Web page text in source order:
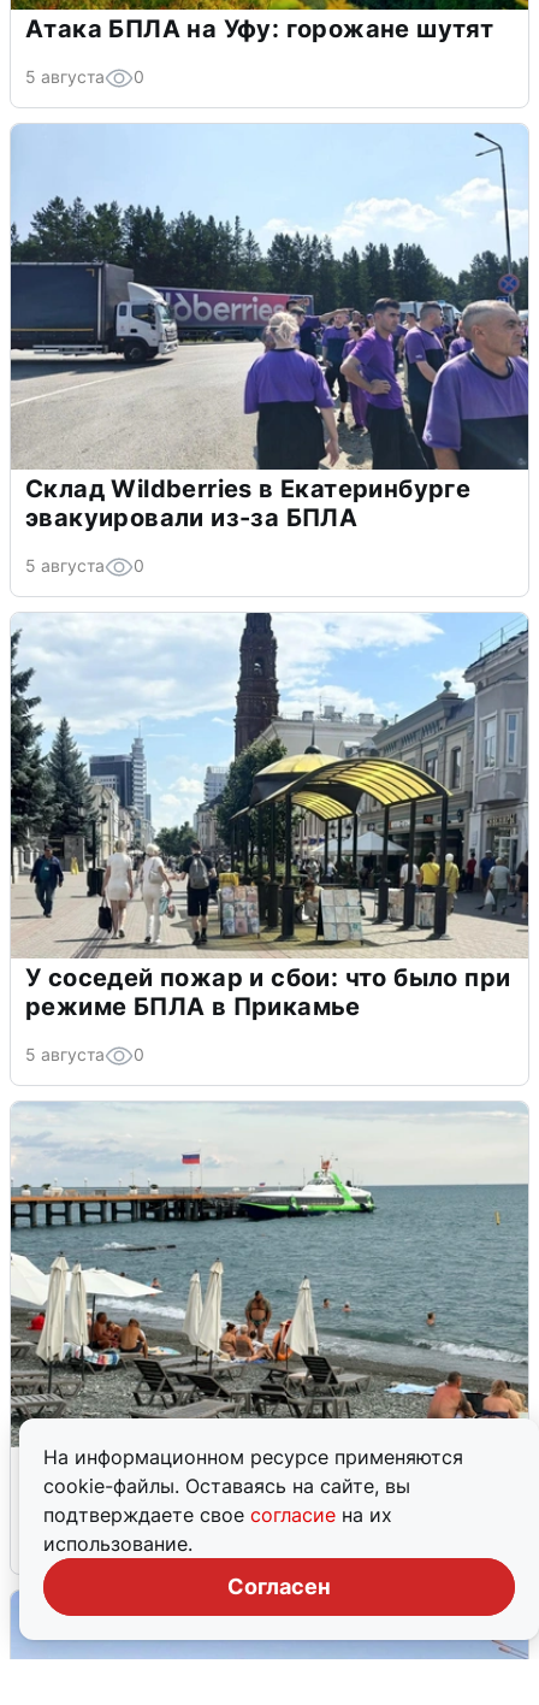
На информационном ресурсе применяются
cookie-файлы. Оставаясь на сайте, вы
подтверждаете свое согласие на их
использование.
Согласен
Атака БПЛА на Уфу: горожане шутят
5 августа 0
Склад Wildberries в Екатеринбурге
эвакуировали из-за БПЛА
5 августа 0
У соседей пожар и сбои: что было при
режиме БПЛА в Прикамье
5 августа 0
Жители и туристы Сочи рассказали
об атаке БПЛА 5 августа
5 августа 0